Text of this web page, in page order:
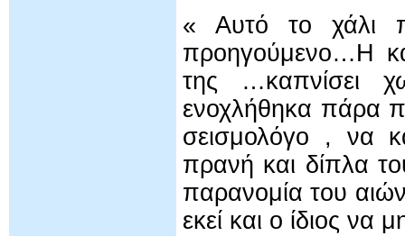
« Αυτό το χάλι
προηγούμενο…Η
της …καπνίσει
ενοχλήθηκα πάρα
σεισμολόγο , να
πρανή και δίπλα
παρανομία του
εκεί και ο ίδιος